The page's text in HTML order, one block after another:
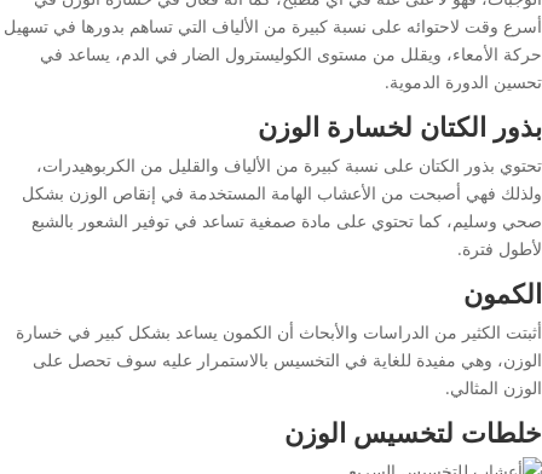
أسرع وقت لاحتوائه على نسبة كبيرة من الألياف التي تساهم بدورها في تسهيل
حركة الأمعاء، ويقلل من مستوى الكوليسترول الضار في الدم، يساعد في
تحسين الدورة الدموية.
بذور الكتان لخسارة الوزن
تحتوي بذور الكتان على نسبة كبيرة من الألياف والقليل من الكربوهيدرات،
ولذلك فهي أصبحت من الأعشاب الهامة المستخدمة في إنقاص الوزن بشكل
صحي وسليم، كما تحتوي على مادة صمغية تساعد في توفير الشعور بالشبع
لأطول فترة.
الكمون
أثبتت الكثير من الدراسات والأبحاث أن الكمون يساعد بشكل كبير في خسارة
الوزن، وهي مفيدة للغاية في التخسيس بالاستمرار عليه سوف تحصل على
الوزن المثالي.
خلطات لتخسيس الوزن